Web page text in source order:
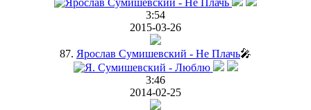
3:54
2015-03-26
87. Ярослав Сумишевский - Не Плачь🎤
3:46
2014-02-25